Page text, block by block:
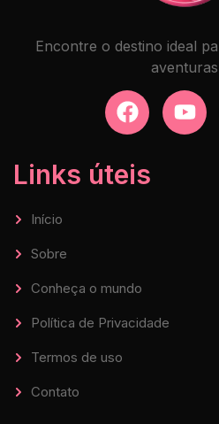
Encontre o destino ideal
aventuras
Links úteis
Início
Sobre
Conheça o mundo
Política de Privacidade
Termos de uso
Contato